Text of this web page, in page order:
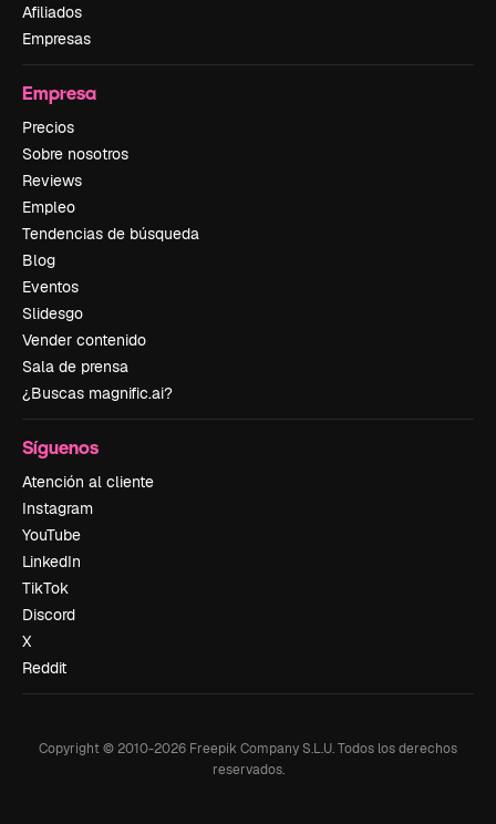
Afiliados
Empresas
Empresa
Precios
Sobre nosotros
Reviews
Empleo
Tendencias de búsqueda
Blog
Eventos
Slidesgo
Vender contenido
Sala de prensa
¿Buscas magnific.ai?
Síguenos
Atención al cliente
Instagram
YouTube
LinkedIn
TikTok
Discord
X
Reddit
Copyright © 2010-2026 Freepik Company S.L.U.Todos los derechos
reservados.